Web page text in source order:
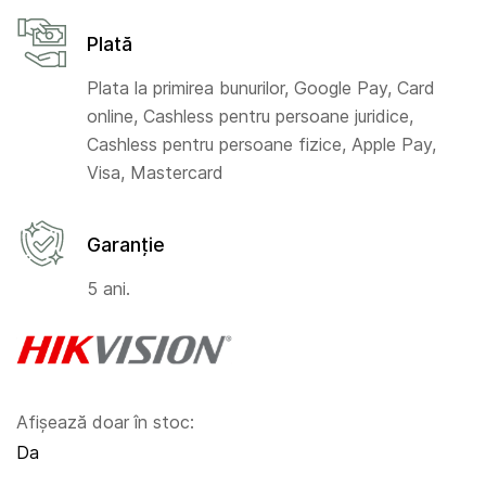
Afișează doar în stoc:
Da
Plată
Plata la primirea bunurilor, Google Pay, Card
online, Cashless pentru persoane juridice,
Cashless pentru persoane fizice, Apple Pay,
Visa, Mastercard
Garanție
5 ani.